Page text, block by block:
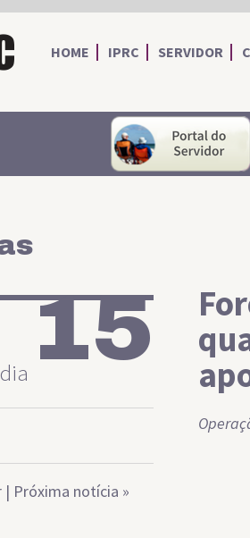
IPRC
HOME IPRC SERVIDOR
dia15
| Próxima notícia »